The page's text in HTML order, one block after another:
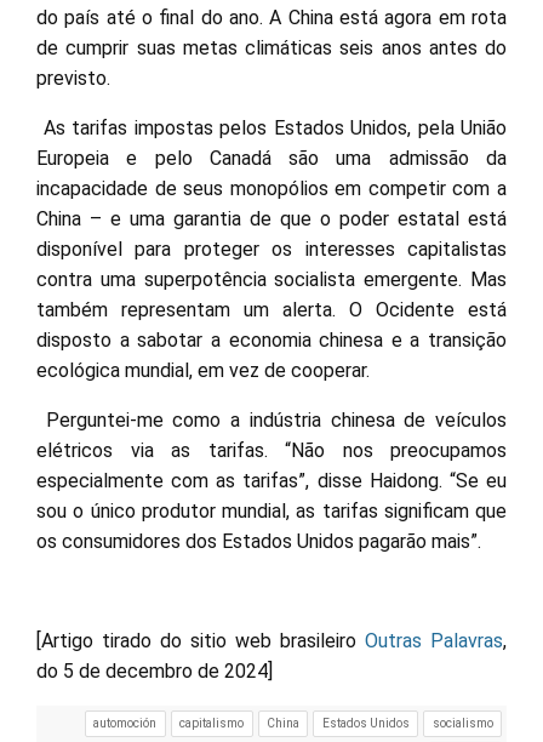
do país até o final do ano. A China está agora em rota
de cumprir suas metas climáticas seis anos antes do
previsto.
As tarifas impostas pelos Estados Unidos, pela União
Europeia e pelo Canadá são uma admissão da
incapacidade de seus monopólios em competir com a
China – e uma garantia de que o poder estatal está
disponível para proteger os interesses capitalistas
contra uma superpotência socialista emergente. Mas
também representam um alerta. O Ocidente está
disposto a sabotar a economia chinesa e a transição
ecológica mundial, em vez de cooperar.
Perguntei-me como a indústria chinesa de veículos
elétricos via as tarifas. “Não nos preocupamos
especialmente com as tarifas”, disse Haidong. “Se eu
sou o único produtor mundial, as tarifas significam que
os consumidores dos Estados Unidos pagarão mais”.
[Artigo tirado do sitio web brasileiro Outras Palavras,
do 5 de decembro de 2024]
automoción capitalismo China Estados Unidos socialismo